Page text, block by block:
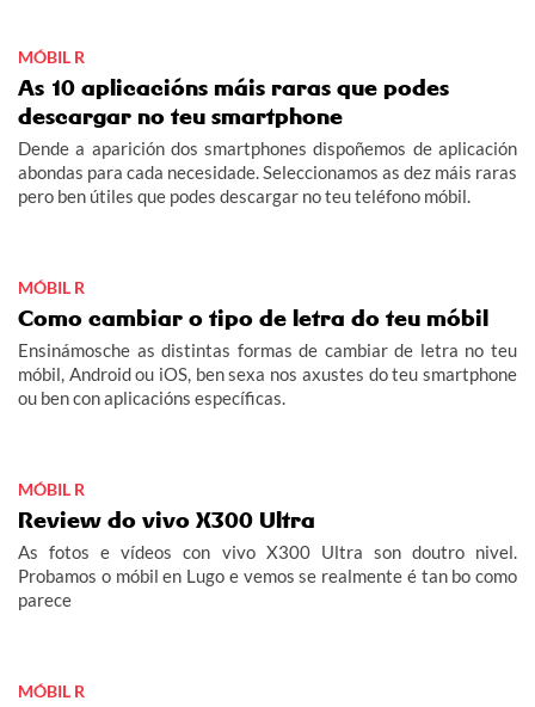
MÓBIL R
As 10 aplicacións máis raras que podes
descargar no teu smartphone
Dende a aparición dos smartphones dispoñemos de aplicación
abondas para cada necesidade. Seleccionamos as dez máis raras
pero ben útiles que podes descargar no teu teléfono móbil.
MÓBIL R
Como cambiar o tipo de letra do teu móbil
Ensinámosche as distintas formas de cambiar de letra no teu
móbil, Android ou iOS, ben sexa nos axustes do teu smartphone
ou ben con aplicacións específicas.
MÓBIL R
Review do vivo X300 Ultra
As fotos e vídeos con vivo X300 Ultra son doutro nivel.
Probamos o móbil en Lugo e vemos se realmente é tan bo como
parece
MÓBIL R